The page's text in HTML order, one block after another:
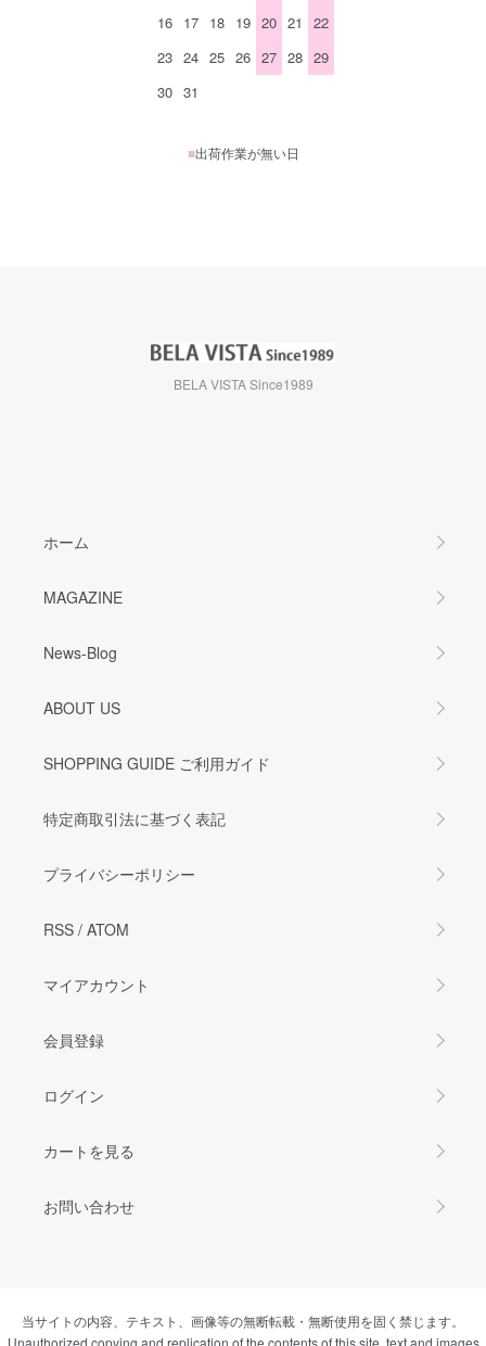
16 17 18 19 20 21
22
23 24 25 26 27 28 29
30 31
■出荷作業が無い日
BELA VISTA Since1989
ホーム
MAGAZINE
News-Blog
ABOUT US
SHOPPING GUIDE ご利用ガイド
特定商取引法に基づく表記
プライバシーポリシー
RSS / ATOM
マイアカウント
会員登録
ログイン
カートを見る
お問い合わせ
当サイトの内容、テキスト、画像等の無断転載・無断使用を固く禁じます。
Unauthorized copying and replication of the contents of this site, text and images